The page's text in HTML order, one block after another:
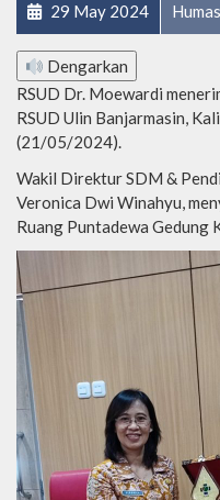
29 May 2024
Dengarkan
RSUD Dr. Moewardi
RSUD Ulin Banjarmasin,
(21/05/2024).
Wakil Direktur SDM &
Veronica Dwi Winahyu,
Ruang Puntadewa Gedung